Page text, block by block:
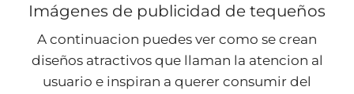
Imágenes de publicidad de tequeños
A continuacion puedes ver como se crean
diseños atractivos que llaman la atencion al
usuario e inspiran a querer consumir del